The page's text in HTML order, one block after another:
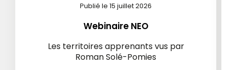
Publié le 15 juillet 2026
Webinaire NEO
Les territoires apprenants vus par
Roman Solé-Pomies